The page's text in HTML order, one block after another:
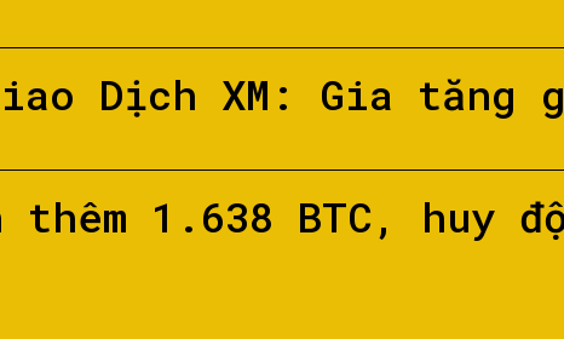
Dịch XM: Gia
1.638 BTC, huy